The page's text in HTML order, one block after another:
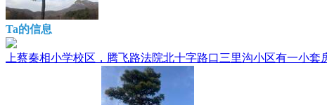
Ta的信息
上蔡秦相小学校区，腾飞路法院北十字路口三里沟小区有一小套